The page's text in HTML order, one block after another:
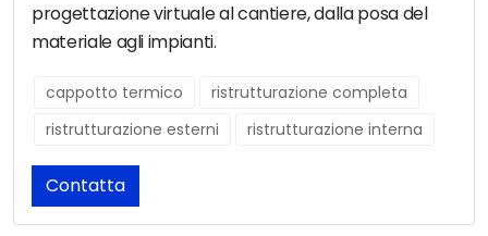
progettazione virtuale al cantiere, dalla posa del
materiale agli impianti.
cappotto termico
ristrutturazione completa
ristrutturazione esterni
ristrutturazione interna
Contatta